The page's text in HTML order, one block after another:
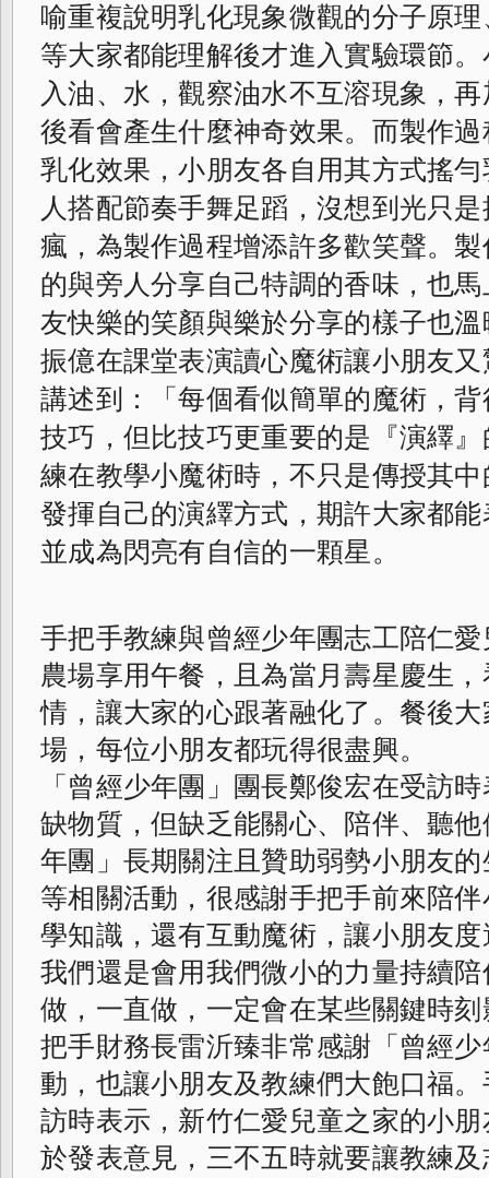
喻重複說明乳化現象微觀的分子原
等大家都能理解後才進入實驗環節
入油、水，觀察油水不互溶現象，
後看會產生什麼神奇效果。而製作
乳化效果，小朋友各自用其方式搖
人搭配節奏手舞足蹈，沒想到光只
瘋，為製作過程增添許多歡笑聲。
的與旁人分享自己特調的香味，也
友快樂的笑顏與樂於分享的樣子也
振億在課堂表演讀心魔術讓小朋友
講述到：「每個看似簡單的魔術，
技巧，但比技巧更重要的是『演繹
練在教學小魔術時，不只是傳授其
發揮自己的演繹方式，期許大家都
並成為閃亮有自信的一顆星。
手把手教練與曾經少年團志工陪仁
農場享用午餐，且為當月壽星慶生
情，讓大家的心跟著融化了。餐後
場，每位小朋友都玩得很盡興。
「曾經少年團」團長鄭俊宏在受訪
缺物質，但缺乏能關心、陪伴、聽
年團」長期關注且贊助弱勢小朋友
等相關活動，很感謝手把手前來陪
學知識，還有互動魔術，讓小朋友
我們還是會用我們微小的力量持續
做，一直做，一定會在某些關鍵時
把手財務長雷沂臻非常感謝「曾經
動，也讓小朋友及教練們大飽口福
訪時表示，新竹仁愛兒童之家的小
於發表意見，三不五時就要讓教練